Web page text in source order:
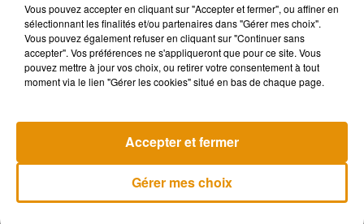
Hi
Musique
Vous pouvez accepter en cliquant sur "Accepter et fermer", ou affiner en
sélectionnant les finalités et/ou partenaires dans "Gérer mes choix".
Vous pouvez également refuser en cliquant sur "Continuer sans
accepter". Vos préférences ne s'appliqueront que pour ce site. Vous
pouvez mettre à jour vos choix, ou retirer votre consentement à tout
moment via le lien "Gérer les cookies" situé en bas de chaque page.
Gérer mes choix
Accepter et fermer